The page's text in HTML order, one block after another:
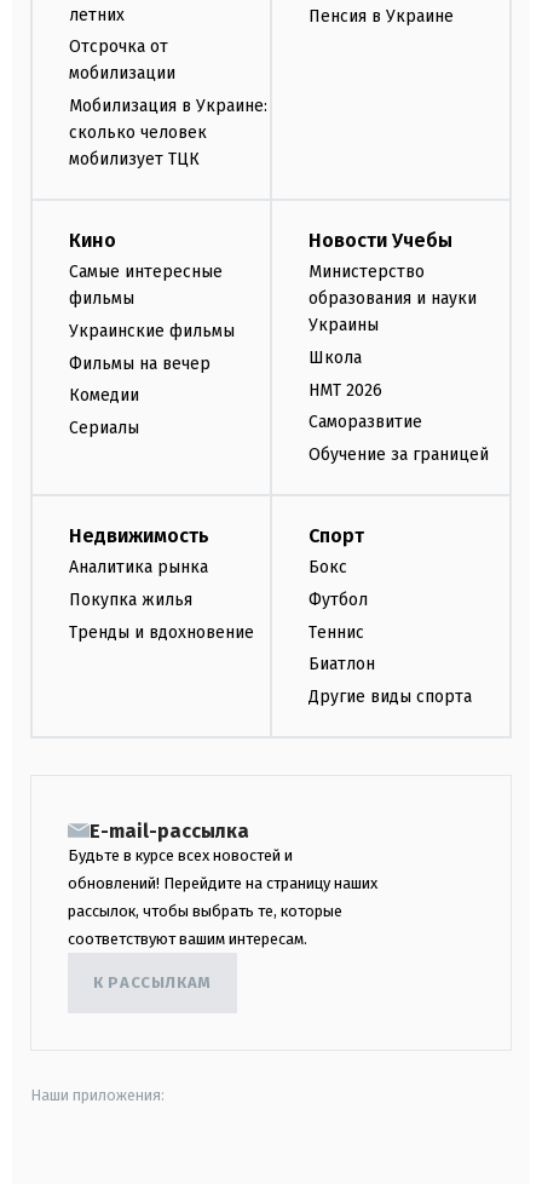
летних
Отсрочка от
мобилизации
Мобилизация в Украине:
сколько человек
мобилизует ТЦК
Пенсия в Украине
Кино
Самые интересные
фильмы
Украинские фильмы
Фильмы на вечер
Комедии
Сериалы
Новости Учебы
Министерство
образования и науки
Украины
Школа
НМТ 2026
Саморазвитие
Обучение за границей
Недвижимость
Аналитика рынка
Покупка жилья
Тренды и вдохновение
Спорт
Бокс
Футбол
Теннис
Биатлон
Другие виды спорта
E-mail-рассылка
Будьте в курсе всех новостей и
обновлений! Перейдите на страницу наших
рассылок, чтобы выбрать те, которые
соответствуют вашим интересам.
К РАССЫЛКАМ
Наши приложения: